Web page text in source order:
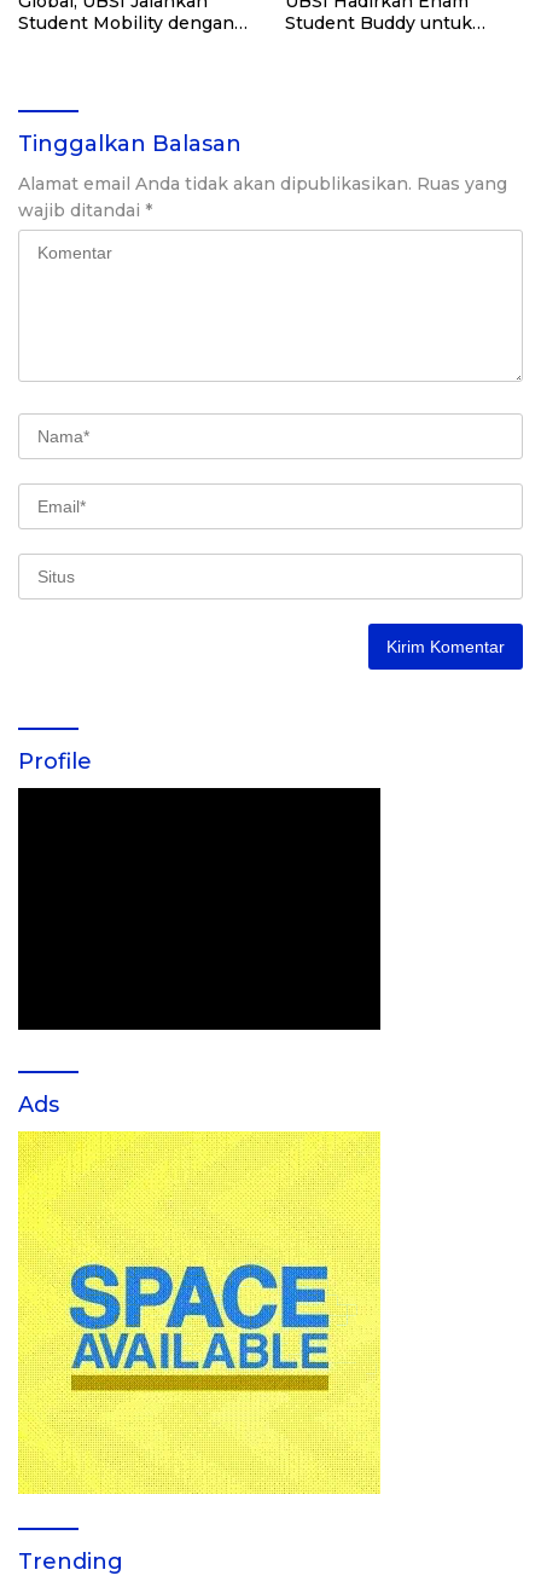
Student Mobility dengan
Student Buddy untuk
Tinggalkan Balasan
Alamat email Anda tidak akan dipublikasikan. Ruas yang
wajib ditandai *
Profile
Ads
Trending